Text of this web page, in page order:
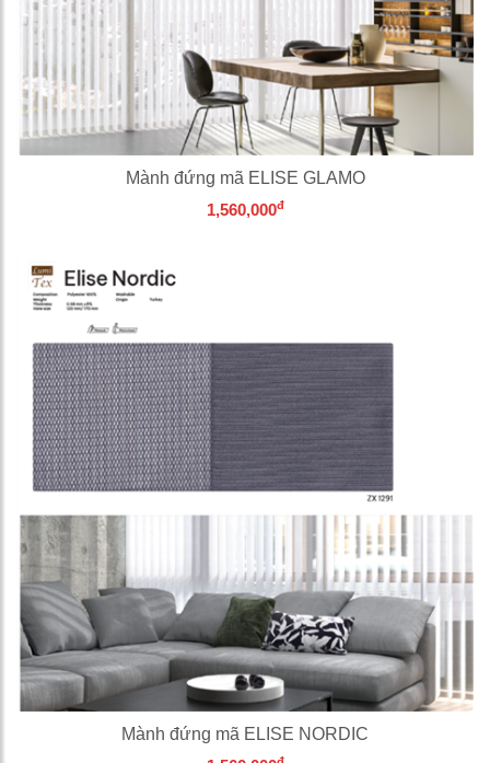
Mành đứng mã ELISE GLAMO
1,560,000đ
Mành đứng mã ELISE NORDIC